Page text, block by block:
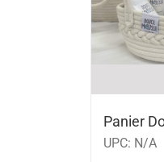
Panier
UPC: N/A